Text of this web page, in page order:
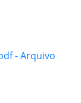
- Arquivo